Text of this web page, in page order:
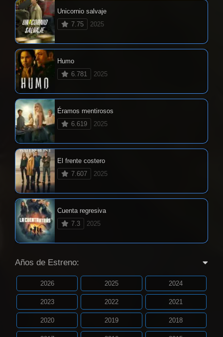
Unicornio salvaje
7.75
2025
Humo
6.781
2025
Éramos mentirosos
6.619
2025
El frente costero
7.607
2025
Cuenta regresiva
7.3
2025
Años de Estreno:
2026 2025 2024
2023 2022 2021
2020 2019 2018